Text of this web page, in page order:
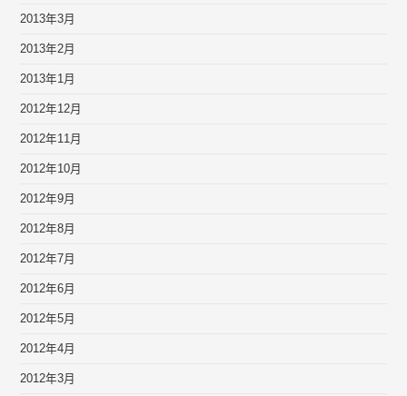
2013年3月
2013年2月
2013年1月
2012年12月
2012年11月
2012年10月
2012年9月
2012年8月
2012年7月
2012年6月
2012年5月
2012年4月
2012年3月